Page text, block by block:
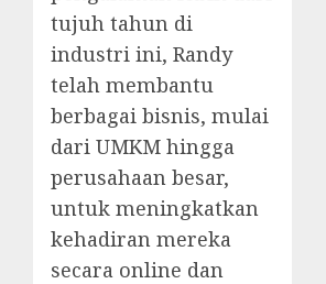
tujuh tahun di
industri ini, Randy
telah membantu
berbagai bisnis, mulai
dari UMKM hingga
perusahaan besar,
untuk meningkatkan
kehadiran mereka
secara online dan